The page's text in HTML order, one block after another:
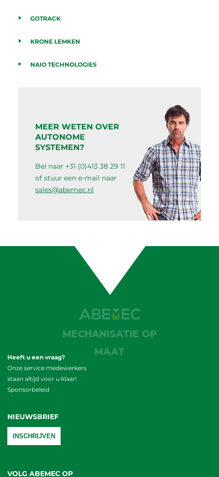
GOTRACK
KRONE LEMKEN
NAIO TECHNOLOGIES
MEER WETEN OVER
AUTONOME
SYSTEMEN?
Bel naar +31 (0)413 38 29 11
of stuur een e-mail naar
sales@abemec.nl
MECHANISATIE OP
MAAT
Heeft u een vraag?
Onze service medewerkers
staan altijd voor u klaar!
Sponsorbeleid
NIEUWSBRIEF
INSCHRIJVEN
VOLG ABEMEC OP